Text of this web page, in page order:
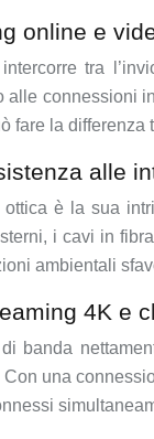
online e
tra
connessioni
fare la
alle
è la sua
i cavi in
ambientali
4K e
banda
una